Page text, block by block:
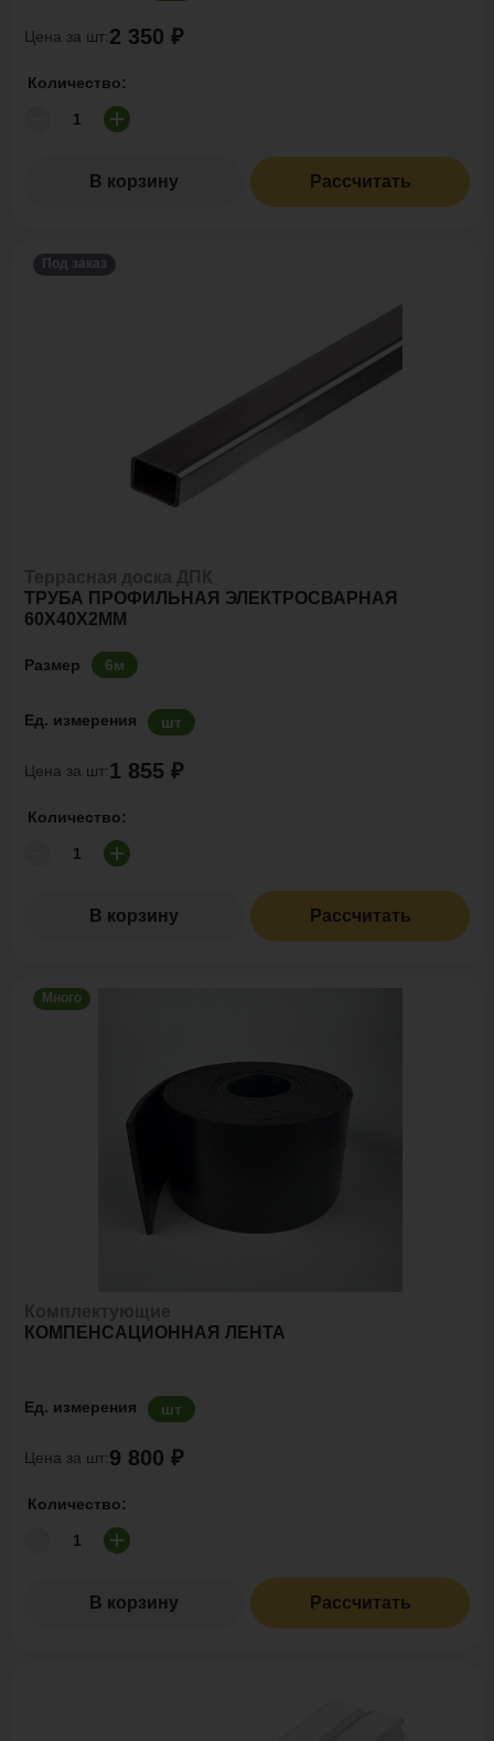
Цена за шт:2 350 ₽
Количество:
В корзину Рассчитать
Под заказ
ТРУБА ПРОФИЛЬНАЯ ЭЛЕКТРОСВАРНАЯ
60Х40Х2ММ
Размер 6м
Ед. измерения шт
Цена за шт:1 855 ₽
Количество:
В корзину Рассчитать
Много
КОМПЕНСАЦИОННАЯ ЛЕНТА
Ед. измерения шт
Цена за шт:9 800 ₽
Количество:
В корзину Рассчитать